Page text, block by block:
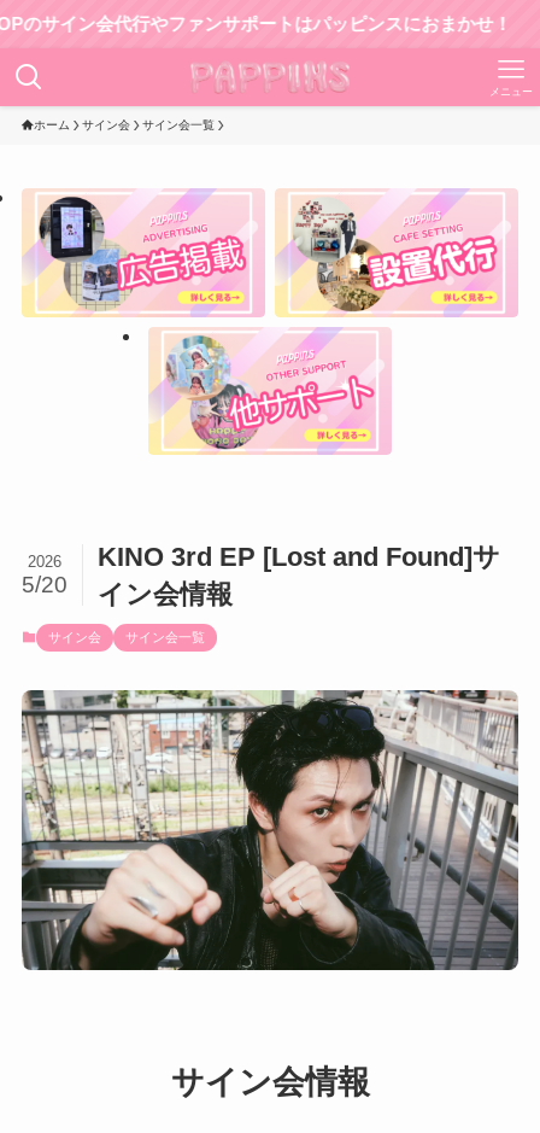
ン会代行やファンサポートはパッピンスにおまかせ！
メニュー
ホーム サイン会 サイン会一覧
KINO 3rd EP [Lost and Found]サ
イン会情報
2026
5/20
サイン会 サイン会一覧
サイン会情報